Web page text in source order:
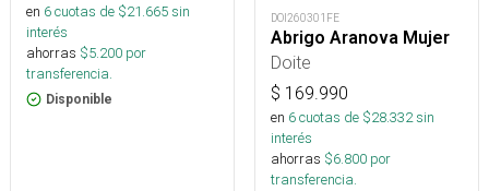
en 6cuotas de $21.665sin
interés
ahorras $5.200 por
transferencia.
Disponible
DOI260301FE
Abrigo Aranova Mujer
Doite
$ 169.990
en 6cuotas de $28.332sin
interés
ahorras $6.800 por
transferencia.